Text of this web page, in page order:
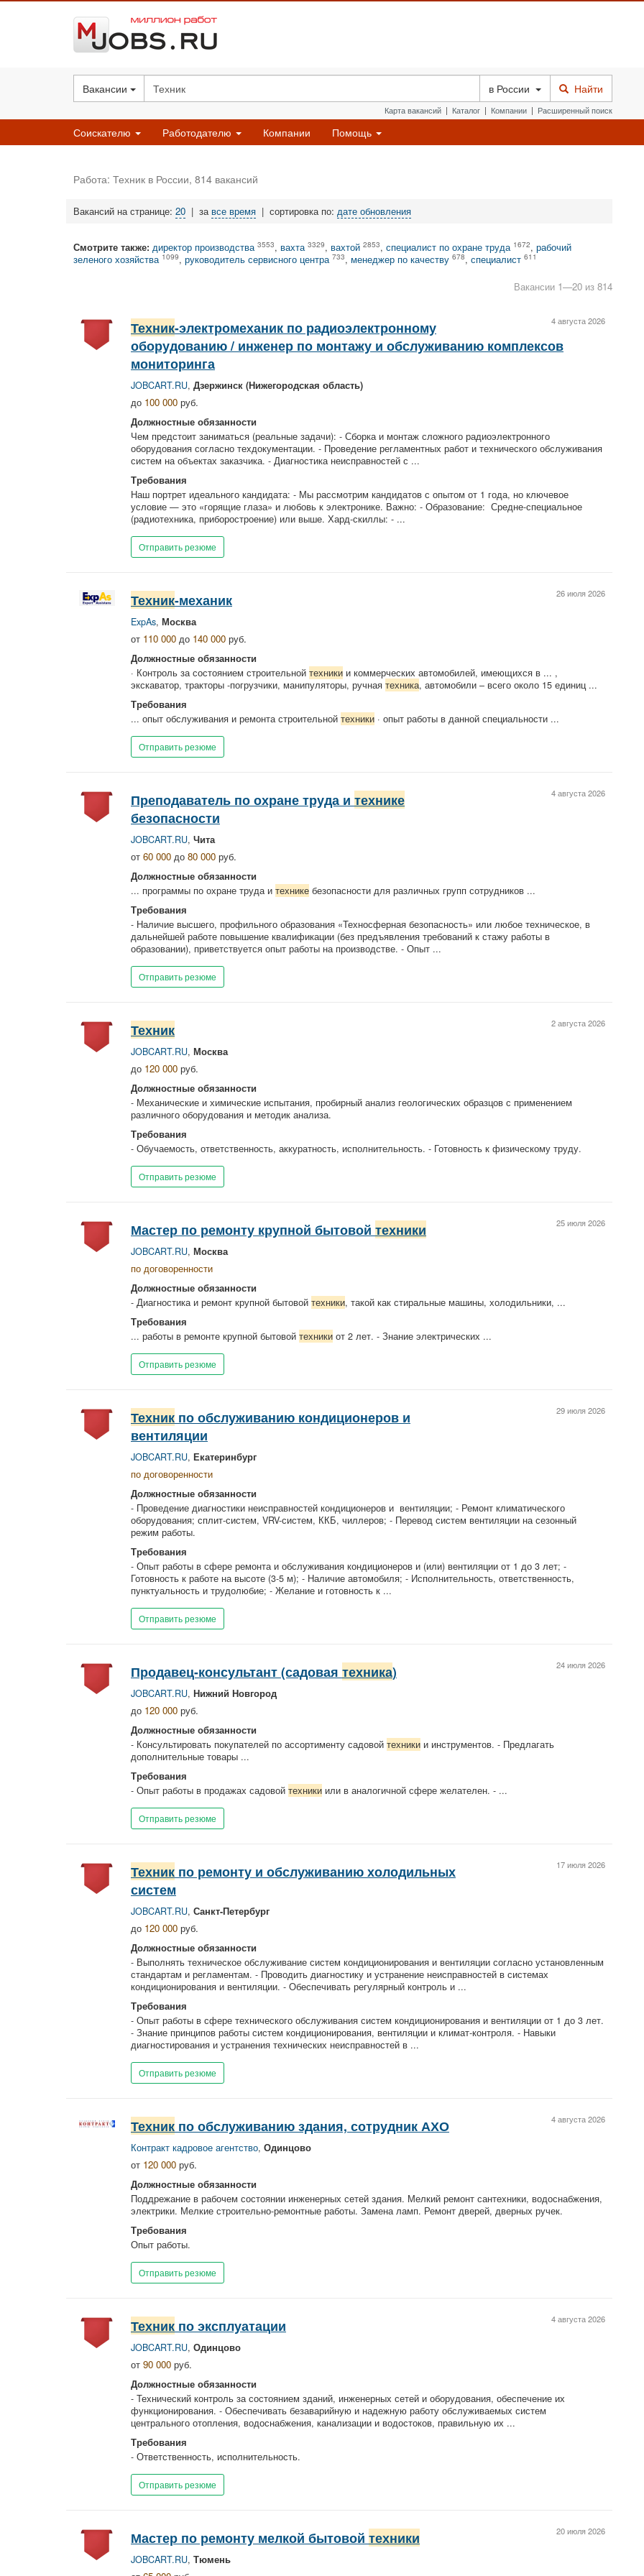
Вакансии в России Найти
Карта вакансий | Каталог | Компании | Расширенный поиск
Соискателю Работодателю Компании Помощь
Работа: Техник в России, 814 вакансий
Вакансий на странице: 20 | за все время | сортировка по: дате обновления
Смотрите также: директор производства 3553, вахта 3329, вахтой 2853, специалист по охране труда 1672, рабочий
зеленого хозяйства 1099, руководитель сервисного центра 733, менеджер по качеству 678, специалист 611
Вакансии 1—20 из 814
4 августа 2026
Техник-электромеханик по радиоэлектронному
оборудованию / инженер по монтажу и обслуживанию комплексов
мониторинга
JOBCART.RU, Дзержинск (Нижегородская область)
до 100 000 руб.
Должностные обязанности
Чем предстоит заниматься (реальные задачи): - Сборка и монтаж сложного радиоэлектронного
оборудования согласно техдокументации. - Проведение регламентных работ и технического обслуживания
систем на объектах заказчика. - Диагностика неисправностей с ...
Требования
Наш портрет идеального кандидата: - Мы рассмотрим кандидатов с опытом от 1 года, но ключевое
условие — это «горящие глаза» и любовь к электронике. Важно: - Образование: Средне-специальное
(радиотехника, приборостроение) или выше. Хард-скиллы: - ...
Отправить резюме
26 июля 2026
Техник-механик
ExpAs, Москва
от 110 000 до 140 000 руб.
Должностные обязанности
· Контроль за состоянием строительной техники и коммерческих автомобилей, имеющихся в ... ,
экскаватор, тракторы -погрузчики, манипуляторы, ручная техника, автомобили – всего около 15 единиц ...
Требования
... опыт обслуживания и ремонта строительной техники · опыт работы в данной специальности ...
Отправить резюме
4 августа 2026
Преподаватель по охране труда и технике
безопасности
JOBCART.RU, Чита
от 60 000 до 80 000 руб.
Должностные обязанности
... программы по охране труда и технике безопасности для различных групп сотрудников ...
Требования
- Наличие высшего, профильного образования «Техносферная безопасность» или любое техническое, в
дальнейшей работе повышение квалификации (без предъявления требований к стажу работы в
образовании), приветствуется опыт работы на производстве. - Опыт ...
Отправить резюме
2 августа 2026
Техник
JOBCART.RU, Москва
до 120 000 руб.
Должностные обязанности
- Механические и химические испытания, пробирный анализ геологических образцов с применением
различного оборудования и методик анализа.
Требования
- Обучаемость, ответственность, аккуратность, исполнительность. - Готовность к физическому труду.
Отправить резюме
25 июля 2026
Мастер по ремонту крупной бытовой техники
JOBCART.RU, Москва
по договоренности
Должностные обязанности
- Диагностика и ремонт крупной бытовой техники, такой как стиральные машины, холодильники, ...
Требования
... работы в ремонте крупной бытовой техники от 2 лет. - Знание электрических ...
Отправить резюме
29 июля 2026
Техник по обслуживанию кондиционеров и
вентиляции
JOBCART.RU, Екатеринбург
по договоренности
Должностные обязанности
- Проведение диагностики неисправностей кондиционеров и вентиляции; - Ремонт климатического
оборудования; сплит-систем, VRV-систем, ККБ, чиллеров; - Перевод систем вентиляции на сезонный
режим работы.
Требования
- Опыт работы в сфере ремонта и обслуживания кондиционеров и (или) вентиляции от 1 до 3 лет; -
Готовность к работе на высоте (3-5 м); - Наличие автомобиля; - Исполнительность, ответственность,
пунктуальность и трудолюбие; - Желание и готовность к ...
Отправить резюме
24 июля 2026
Продавец-консультант (садовая техника)
JOBCART.RU, Нижний Новгород
до 120 000 руб.
Должностные обязанности
- Консультировать покупателей по ассортименту садовой техники и инструментов. - Предлагать
дополнительные товары ...
Требования
- Опыт работы в продажах садовой техники или в аналогичной сфере желателен. - ...
Отправить резюме
17 июля 2026
Техник по ремонту и обслуживанию холодильных
систем
JOBCART.RU, Санкт-Петербург
до 120 000 руб.
Должностные обязанности
- Выполнять техническое обслуживание систем кондиционирования и вентиляции согласно установленным
стандартам и регламентам. - Проводить диагностику и устранение неисправностей в системах
кондиционирования и вентиляции. - Обеспечивать регулярный контроль и ...
Требования
- Опыт работы в сфере технического обслуживания систем кондиционирования и вентиляции от 1 до 3 лет.
- Знание принципов работы систем кондиционирования, вентиляции и климат-контроля. - Навыки
диагностирования и устранения технических неисправностей в ...
Отправить резюме
4 августа 2026
Техник по обслуживанию здания, сотрудник АХО
Контракт кадровое агентство, Одинцово
от 120 000 руб.
Должностные обязанности
Поддрежание в рабочем состоянии инженерных сетей здания. Мелкий ремонт сантехники, водоснабжения,
электрики. Мелкие строительно-ремонтные работы. Замена ламп. Ремонт дверей, дверных ручек.
Требования
Опыт работы.
Отправить резюме
4 августа 2026
Техник по эксплуатации
JOBCART.RU, Одинцово
от 90 000 руб.
Должностные обязанности
- Технический контроль за состоянием зданий, инженерных сетей и оборудования, обеспечение их
функционирования. - Обеспечивать безаварийную и надежную работу обслуживаемых систем
центрального отопления, водоснабжения, канализации и водостоков, правильную их ...
Требования
- Ответственность, исполнительность.
Отправить резюме
20 июля 2026
Мастер по ремонту мелкой бытовой техники
JOBCART.RU, Тюмень